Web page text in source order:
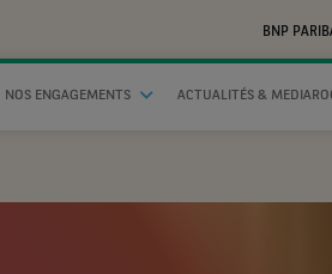
BNP
NOS ENGAGEMENTS ACTUALITÉS &